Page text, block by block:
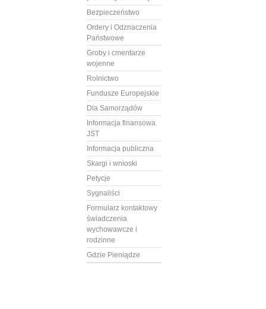
Bezpieczeństwo
Ordery i Odznaczenia
Państwowe
Groby i cmentarze
wojenne
Rolnictwo
Fundusze Europejskie
Dla Samorządów
Informacja finansowa
JST
Informacja publiczna
Skargi i wnioski
Petycje
Sygnaliści
Formularz kontaktowy
świadczenia
wychowawcze i
rodzinne
Gdzie Pieniądze